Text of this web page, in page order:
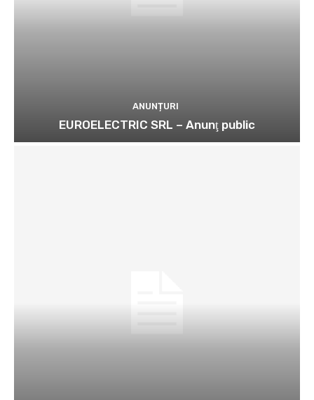
ANUNȚURI
EUROELECTRIC SRL – Anunţ public